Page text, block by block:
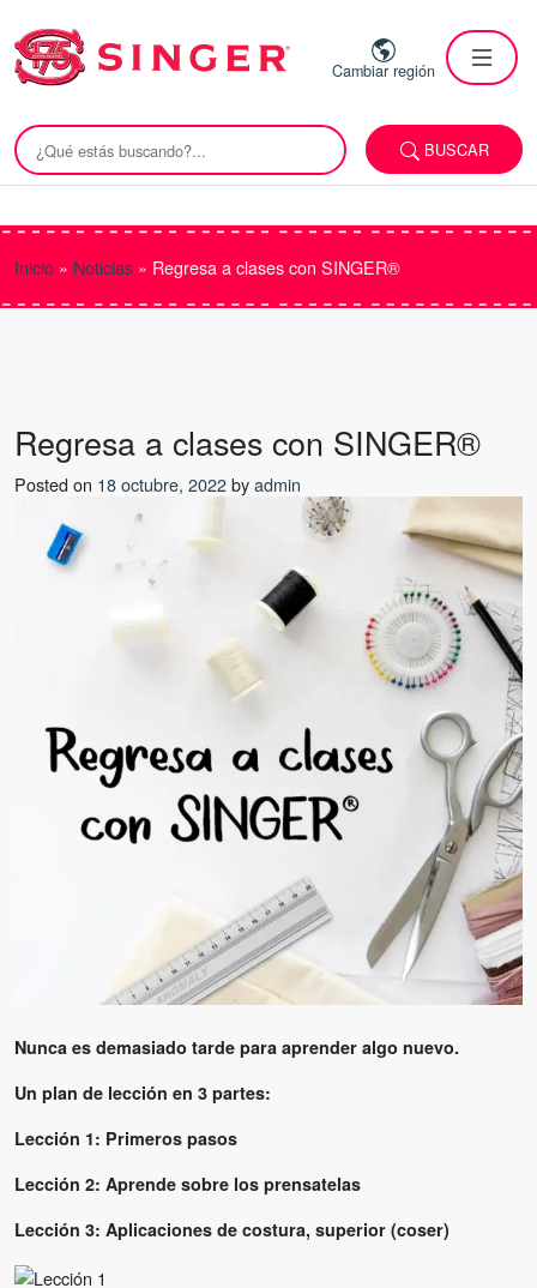
Cambiar región
BUSCAR
Inicio » Noticias » Regresa a clases con SINGER®
Regresa a clases con SINGER®
Posted on 18 octubre, 2022byadmin
Nunca es demasiado tarde para aprender algo nuevo.
Un plan de lección en 3 partes:
Lección 1: Primeros pasos
Lección 2: Aprende sobre los prensatelas
Lección 3: Aplicaciones de costura, superior (coser)